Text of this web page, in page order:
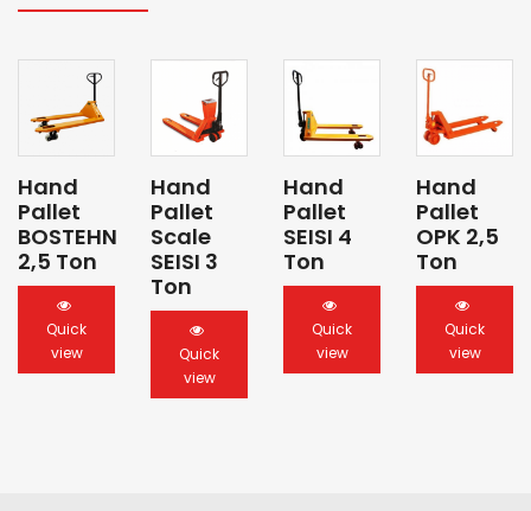
Hand
Pallet
BOSTEHN
2,5 Ton
Quick
view
Hand
Pallet
Scale
SEISI 3
Ton
Quick
view
Hand
Pallet
SEISI 4
Ton
Quick
view
Hand
Pallet
OPK 2,5
Ton
Quick
view